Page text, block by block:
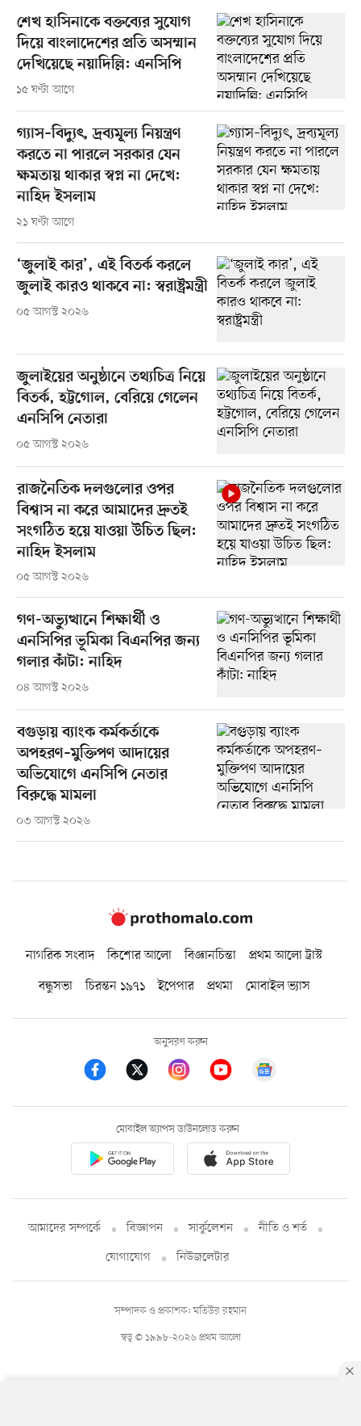
শেখ হাসিনাকে বক্তব্যের সুযোগ
দিয়ে বাংলাদেশের প্রতি অসম্মান
দেখিয়েছে নয়াদিল্লি: এনসিপি
১৫ ঘণ্টা আগে
গ্যাস–বিদ্যুৎ, দ্রব্যমূল্য নিয়ন্ত্রণ
করতে না পারলে সরকার যেন
ক্ষমতায় থাকার স্বপ্ন না দেখে:
নাহিদ ইসলাম
২১ ঘণ্টা আগে
‘জুলাই কার’, এই বিতর্ক করলে
জুলাই কারও থাকবে না: স্বরাষ্ট্রমন্ত্রী
০৫ আগস্ট ২০২৬
জুলাইয়ের অনুষ্ঠানে তথ্যচিত্র নিয়ে
বিতর্ক, হট্টগোল, বেরিয়ে গেলেন
এনসিপি নেতারা
০৫ আগস্ট ২০২৬
রাজনৈতিক দলগুলোর ওপর
বিশ্বাস না করে আমাদের দ্রুতই
সংগঠিত হয়ে যাওয়া উচিত ছিল:
নাহিদ ইসলাম
০৫ আগস্ট ২০২৬
গণ-অভ্যুত্থানে শিক্ষার্থী ও
এনসিপির ভূমিকা বিএনপির জন্য
গলার কাঁটা: নাহিদ
০৪ আগস্ট ২০২৬
বগুড়ায় ব্যাংক কর্মকর্তাকে
অপহরণ–মুক্তিপণ আদায়ের
অভিযোগে এনসিপি নেতার
বিরুদ্ধে মামলা
০৩ আগস্ট ২০২৬
নাগরিক সংবাদ কিশোর আলো বিজ্ঞানচিন্তা
প্রথম আলো ট্রাস্ট
বন্ধুসভা
চিরন্তন ১৯৭১ ইপেপার প্রথমা মোবাইল ভ্যাস
অনুসরণ করুন
মোবাইল অ্যাপস ডাউনলোড করুন
আমাদের সম্পর্কে বিজ্ঞাপন সার্কুলেশন
নীতি ও শর্ত
যোগাযোগ
নিউজলেটার
স্বত্ব © ১৯৯৮-২০২৬ প্রথম আলো
সম্পাদক ও প্রকাশক: মতিউর রহমান